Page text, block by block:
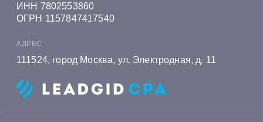
ИНН 7802553860
ОГРН 1157847417540
АДРЕС
111524, город Москва, ул. Электродная, д. 11